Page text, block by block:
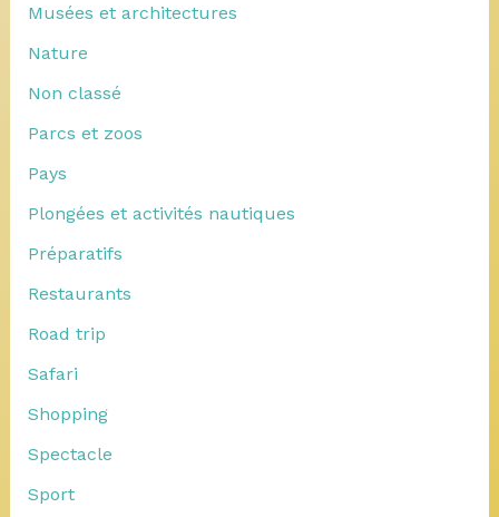
Musées et architectures
Nature
Non classé
Parcs et zoos
Pays
Plongées et activités nautiques
Préparatifs
Restaurants
Road trip
Safari
Shopping
Spectacle
Sport